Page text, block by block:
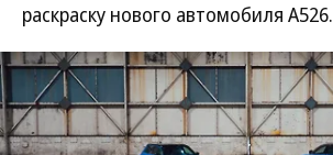
раскраску нового автомобиля A526.